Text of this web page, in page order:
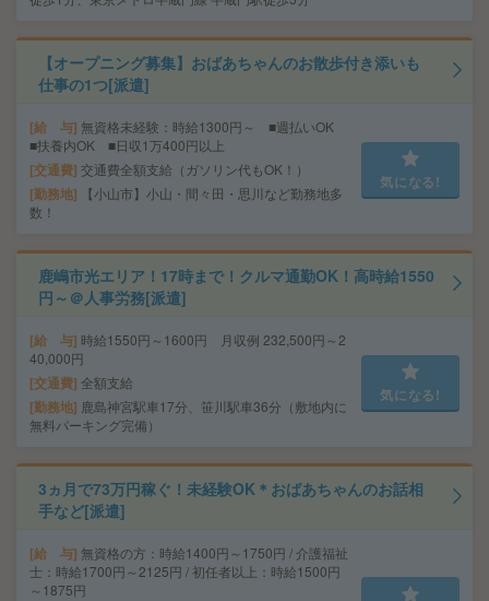
【オープニング募集】おばあちゃんのお散歩付き添いも
仕事の1つ[派遣]
給 与 無資格未経験：時給1300円～ ■週払いOK
■扶養内OK ■日収1万400円以上
交通費 交通費全額支給（ガソリン代もOK！）
勤務地
【小山市】小山・間々田・思川など勤務地多
数！
気になる!
鹿嶋市光エリア！17時まで！クルマ通勤OK！高時給1550
円～＠人事労務[派遣]
給 与 時給1550円～1600円 月収例 232,500円～2
40,000円
交通費 全額支給
勤務地 鹿島神宮駅車17分、笹川駅車36分（敷地内に
無料パーキング完備）
気になる!
3ヵ月で73万円稼ぐ！未経験OK＊おばあちゃんのお話相
手など[派遣]
給 与 無資格の方：時給1400円～1750円 / 介護福祉
士：時給1700円～2125円 / 初任者以上：時給1500円
～1875円